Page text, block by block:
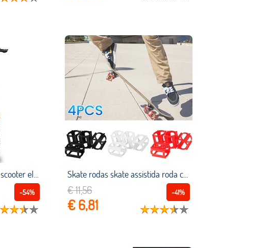
5600w 11 Polegada 60v scooter elétrico dobrável e scooter duplo motocicleta elétrica 60 85km/h longboard para boyueda s3
-54%
Skate rodas skate assistida roda capa skater trainer silicone skate praticando e aprendendo truques de skate mais rápido
-41%
€ 11,56
€ 6,81